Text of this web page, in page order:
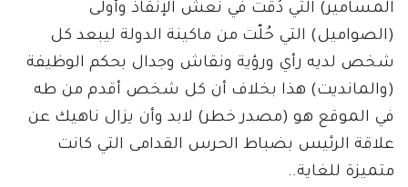
المسامير) التي دُقّت في نعش الإنقاذ وأولى
(الصواميل) التي حُلّت من ماكينة الدولة ليبعد كل
شخص لديه رأي ورؤية ونقاش وجدال بحكم الوظيفة
(والمانديت) هذا بخلاف أن كل شخص أقدم من طه
في الموقع هو (مصدر خطر) لابد وأن يزال ناهيك عن
علاقة الرئيس بضباط الحرس القدامى التي كانت
متميزة للغاية..